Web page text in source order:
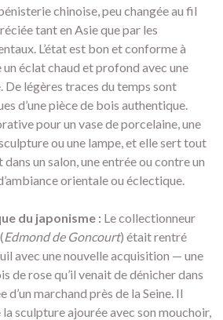
chinoise, peu changée au fil
tant en Asie que par les
L’état est bon et conforme à
un éclat chaud et profond avec une
légères traces du temps sont
d’une pièce de bois authentique.
pour un vase de porcelaine, une
ou une lampe, et elle sert tout
un salon, une entrée ou contre un
orientale ou éclectique.
du japonisme : Le collectionneur
Edmond de Goncourt) était rentré
avec une nouvelle acquisition — une
de rose qu’il venait de dénicher dans
marchand près de la Seine. Il
la sculpture ajourée avec son mouchoir,